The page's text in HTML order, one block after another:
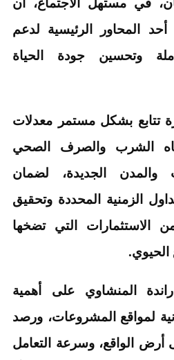
المحاور الرئيسية لدعم
وتحسين جودة الحياة
تتابع بشكل مستمر معدلات
الشرب والصرف الصحي
والمدن الجديدة، لضمان
الزمنية المحددة وتحقيق
الاستثمارات التي تضخها
الحيوي.
المنشاوي على أهمية
لمواقع المشروعات، ورصد
أرض الواقع، وسرعة التعامل